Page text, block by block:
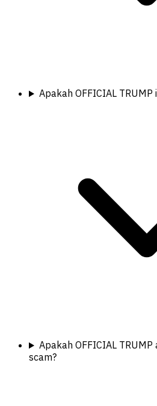
Apakah OFFICIAL
Apakah OFFICIAL
scam?